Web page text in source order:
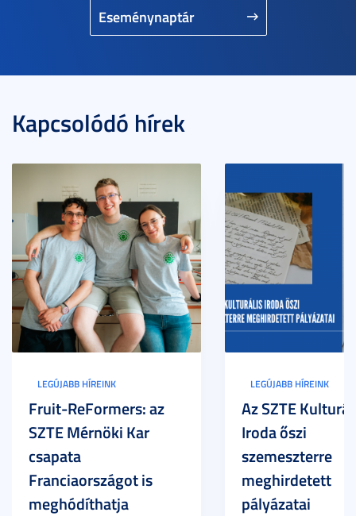
Eseménynaptár
Kapcsolódó hírek
LEGÚJABB HÍREINK
Fruit-ReFormers: az
SZTE Mérnöki Kar
csapata
Franciaországot is
meghódíthatja
LEGÚJABB HÍREINK
Az SZTE
Iroda őszi
szemeszterre
meghirdetett
pályázatai